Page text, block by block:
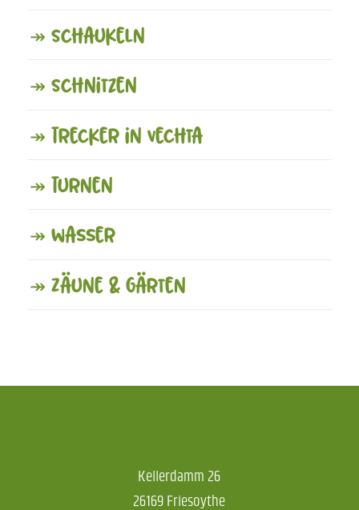
↠ Schaukeln
↠ Schnitzen
↠ Trecker in Vechta
↠ Turnen
↠ Wasser
↠ Zäune & Gärten
Kellerdamm 26
26169 Friesoythe